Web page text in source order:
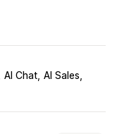
AI Chat AI Sales